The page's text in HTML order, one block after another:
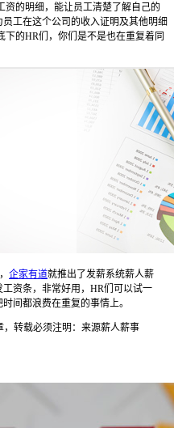
资的明细，能让员工清楚了解自己的
工在这个公司的收入证明及其他明细
的HR们，你们是不是也在重复着同
企家有道就推出了发薪系统薪人薪
资条，非常好用，HR们可以试一
间都浪费在重复的事情上。
，转载必须注明：来源薪人薪事